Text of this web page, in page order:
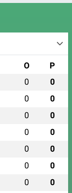
O P
0 0
0 0
0 0
0 0
0 0
0 0
0 0